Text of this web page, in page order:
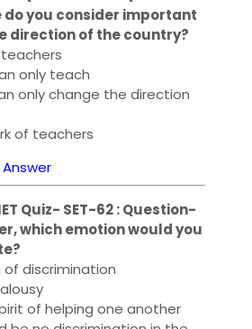
do you consider important
direction of the country?
only teach
only change the direction
of teachers
Quiz- SET-62 : Question-
which emotion would you
of discrimination
of helping one another